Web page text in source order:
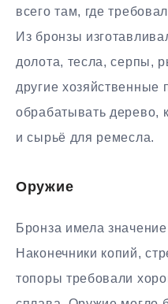
всего там, где
Из бронзы
долота, тесла, серпы,
другие
обрабатывать дерево,
и сырьё для ремесла.
Оружие
Бронза имела
Наконечники копий,
топоры требовали